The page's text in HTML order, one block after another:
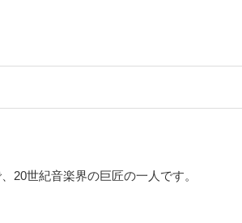
20世紀音楽界の巨匠の一人です。